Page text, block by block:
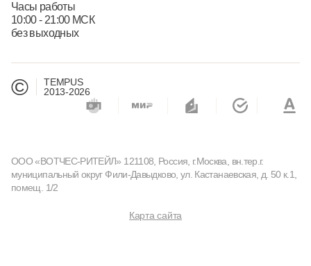
Часы работы
10:00 - 21:00 МСК
без выходных
©
TEMPUS
2013-2026
ООО «ВОТЧЕС-РИТЕЙЛ» 121108, Россия, г.Москва, вн.тер.г.
муниципальный округ Фили-Давыдково, ул. Кастанаевская, д. 50 к.1,
помещ. 1/2
Карта сайта